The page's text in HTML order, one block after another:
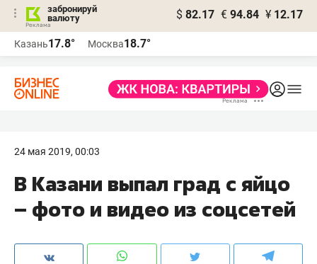
забронируй
валюту
$ 82.17 € 94.84 ¥ 12.17
Казань17.8° Москва18.7°
24 мая 2019, 00:03
В Казани выпал град с яйцо
– фото и видео из соцсетей